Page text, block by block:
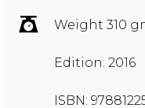
Weight 310
Edition: 2016
ISBN: